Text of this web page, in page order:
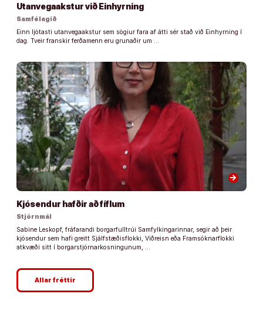
Utanvegaakstur við Einhyrning
Samfélagið
Einn ljótasti utanvegaakstur sem sögiur fara af átti sér stað við Einhyrning í
dag. Tveir franskir ferðamenn eru grunaðir um …
arrow_forward
Kjósendur hafðir að fíflum
Stjórnmál
Sabine Leskopf, fráfarandi borgarfulltrúi Samfylkingarinnar, segir að þeir
kjósendur sem hafi greitt Sjálfstæðisflokki, Viðreisn eða Framsóknarflokki
atkvæði sitt í borgarstjórnarkosningunum, …
Allar fréttir